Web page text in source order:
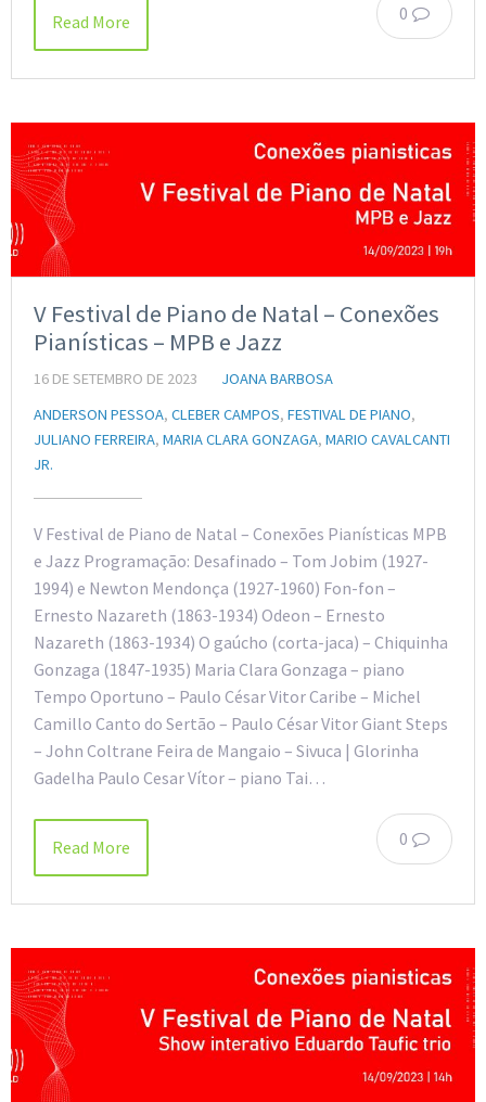
0
Read More
V Festival de Piano de Natal – Conexões
Pianísticas – MPB e Jazz
16 DE SETEMBRO DE 2023
JOANA BARBOSA
ANDERSON PESSOA, CLEBER CAMPOS, FESTIVAL DE PIANO,
JULIANO FERREIRA, MARIA CLARA GONZAGA, MARIO CAVALCANTI
JR.
V Festival de Piano de Natal – Conexões Pianísticas MPB
e Jazz Programação: Desafinado – Tom Jobim (1927-
1994) e Newton Mendonça (1927-1960) Fon-fon –
Ernesto Nazareth (1863-1934) Odeon – Ernesto
Nazareth (1863-1934) O gaúcho (corta-jaca) – Chiquinha
Gonzaga (1847-1935) Maria Clara Gonzaga – piano
Tempo Oportuno – Paulo César Vitor Caribe – Michel
Camillo Canto do Sertão – Paulo César Vitor Giant Steps
– John Coltrane Feira de Mangaio – Sivuca | Glorinha
Gadelha Paulo Cesar Vítor – piano Tai…
0
Read More